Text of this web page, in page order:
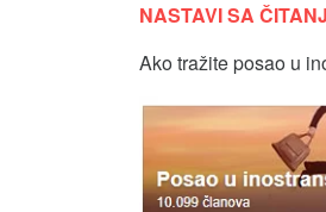
NASTAVI SA
Ako tražite posao u